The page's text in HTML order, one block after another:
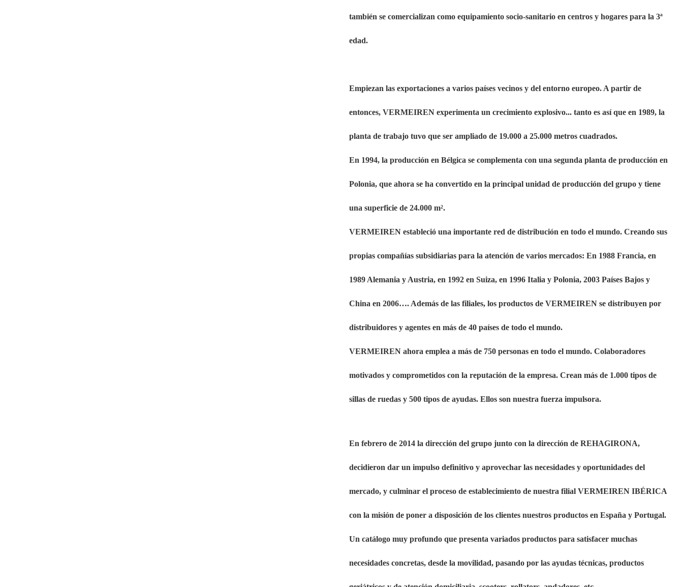
también se comercializan como equipamiento socio-sanitario en centros y hogares para la 3ª
edad.
Empiezan las exportaciones a varios países vecinos y del entorno europeo. A partir de
entonces, VERMEIREN experimenta un crecimiento explosivo... tanto es así que en 1989, la
planta de trabajo tuvo que ser ampliado de 19.000 a 25.000 metros cuadrados.
En 1994, la producción en Bélgica se complementa con una segunda planta de producción en
Polonia, que ahora se ha convertido en la principal unidad de producción del grupo y tiene
una superficie de 24.000 m².
VERMEIREN estableció una importante red de distribución en todo el mundo. Creando sus
propias compañías subsidiarias para la atención de varios mercados: En 1988 Francia, en
1989 Alemania y Austria, en 1992 en Suiza, en 1996 Italia y Polonia, 2003 Países Bajos y
China en 2006…. Además de las filiales, los productos de VERMEIREN se distribuyen por
distribuidores y agentes en más de 40 países de todo el mundo.
VERMEIREN ahora emplea a más de 750 personas en todo el mundo. Colaboradores
motivados y comprometidos con la reputación de la empresa. Crean más de 1.000 tipos de
sillas de ruedas y 500 tipos de ayudas. Ellos son nuestra fuerza impulsora.
En febrero de 2014 la dirección del grupo junto con la dirección de REHAGIRONA,
decidieron dar un impulso definitivo y aprovechar las necesidades y oportunidades del
mercado, y culminar el proceso de establecimiento de nuestra filial VERMEIREN IBÉRICA
con la misión de poner a disposición de los clientes nuestros productos en España y Portugal.
Un catálogo muy profundo que presenta variados productos para satisfacer muchas
necesidades concretas, desde la movilidad, pasando por las ayudas técnicas, productos